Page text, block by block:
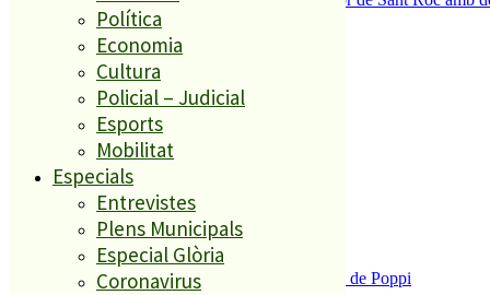
Política
Economia
Cultura
Policial – Judicial
Esports
Mobilitat
Especials
Entrevistes
Plens Municipals
Especial Glòria
Coronavirus
El més llegit
ESPORTS CAP DE SETMANA
2
Enxampat l’autor de les pintades a la plaça de Poppi